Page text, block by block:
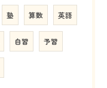
塾 算数 英語
自習 予習